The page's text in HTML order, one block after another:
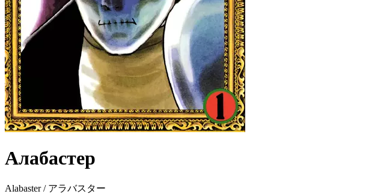
Алабастер
Alabaster / アラバスター